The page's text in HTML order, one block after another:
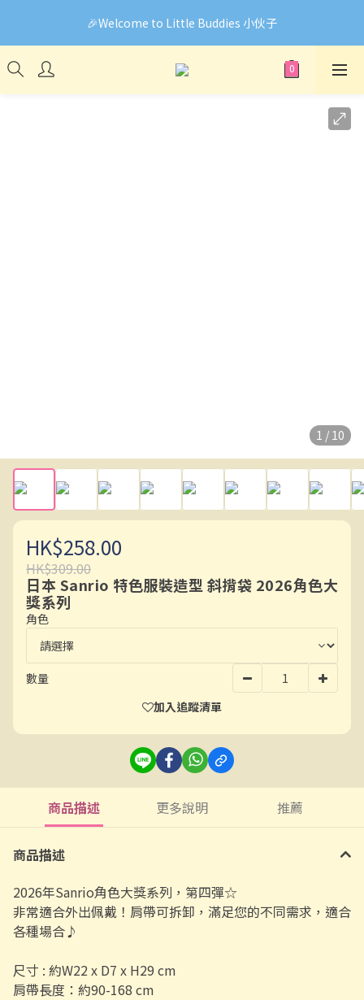
🎉Welcome to Little Buddies 小伙子
🎉Welcome to Little Buddies 小伙子
網頁系統升級中，部份貨品價錢未能正確顯示🙏下單前可先
Facebook Messenger與我們聯絡❤️
1 / 10
HK$258.00
HK$309.00
日本 Sanrio 特色服裝造型 斜揹袋 2026角色大
獎系列
角色
數量
加入追蹤清單
商品描述 更多說明 推薦
商品描述
2026年Sanrio角色大獎系列，第四彈☆
非常適合外出佩戴！肩帶可拆卸，滿足您的不同需求，適合
各種場合♪
尺寸 : 約W22 x D7 x H29 cm
肩帶長度：約90-168 cm